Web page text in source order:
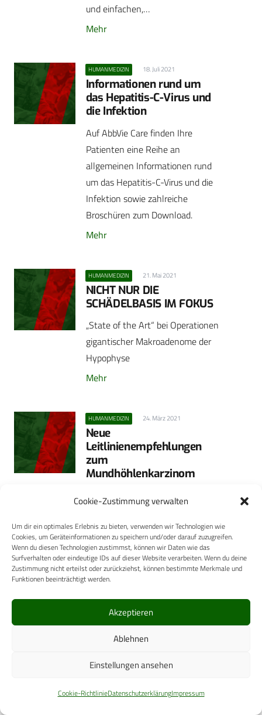
Cookie-Zustimmung verwalten
Um dir ein optimales Erlebnis zu bieten, verwenden wir Technologien wie
Cookies, um Geräteinformationen zu speichern und/oder darauf zuzugreifen.
Wenn du diesen Technologien zustimmst, können wir Daten wie das
Surfverhalten oder eindeutige IDs auf dieser Website verarbeiten. Wenn du deine
Zustimmung nicht erteilst oder zurückziehst, können bestimmte Merkmale und
Funktionen beeinträchtigt werden.
Akzeptieren
Ablehnen
Einstellungen ansehen
Cookie-RichtlinieDatenschutzerklärungImpressum
und einfachen,…
Mehr
HUMANMEDIZIN 18. Juli 2021
Informationen rund um
das Hepatitis-C-Virus und
die Infektion
Auf AbbVie Care finden Ihre
Patienten eine Reihe an
allgemeinen Informationen rund
um das Hepatitis-C-Virus und die
Infektion sowie zahlreiche
Broschüren zum Download.
Mehr
HUMANMEDIZIN 21. Mai 2021
NICHT NUR DIE
SCHÄDELBASIS IM FOKUS
„State of the Art“ bei Operationen
gigantischer Makroadenome der
Hypophyse
Mehr
HUMANMEDIZIN 24. März 2021
Neue
Leitlinienempfehlungen
zum
Mundhöhlenkarzinom
Berlin – Das Leitlinienprogramm
der Deutschen Gesellschaft für
Mund-, Kiefer- und
Gesichtschirurgie die S3-Leitlinie
Diagnostik und Therapie des
aktualisiert. Neu…
Mehr
HUMANMEDIZIN 9. Februar 2021
neues Benchtop-